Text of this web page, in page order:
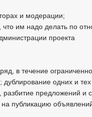
и модерации;
им надо делать по
проекта
в течение
одних и
разбитие предложений и
публикацию